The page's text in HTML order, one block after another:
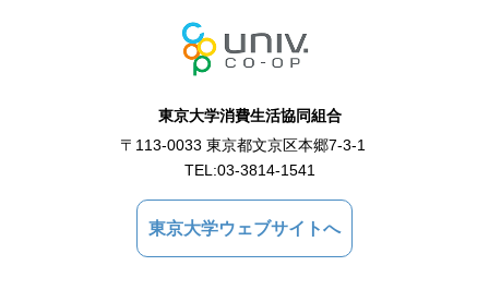
東京大学消費生活協同組合
〒113-0033 東京都文京区本郷7-3-1
TEL:03-3814-1541
東京大学ウェブサイトへ